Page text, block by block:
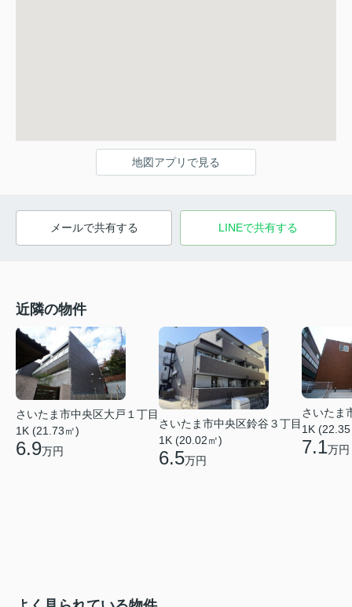
地図アプリで見る
メールで共有する LINEで共有する
近隣の物件
さいたま市中央区大戸１丁目
1K (21.73㎡)
6.9万円
さいたま市中央区鈴谷３丁目
1K (20.02㎡)
6.5万円
さいたま
1K
7.1万円